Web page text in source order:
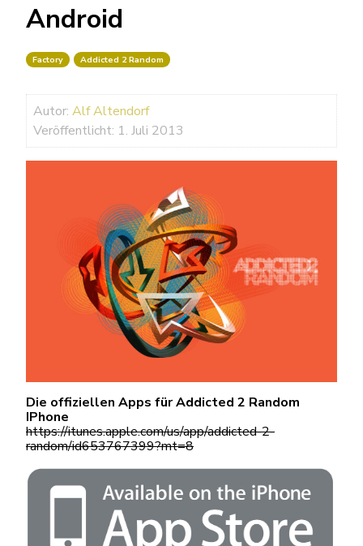
Android
Factory Addicted 2 Random
Autor: Alf Altendorf
Veröffentlicht: 1. Juli 2013
Die offiziellen Apps für Addicted 2 Random
IPhone
https://itunes.apple.com/us/app/addicted-2-
random/id653767399?mt=8